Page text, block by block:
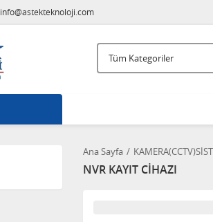
info@astekteknoloji.com
Ana Sayfa
NVR KAYIT CİHAZI